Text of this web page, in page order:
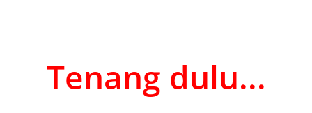
Tenang dulu...